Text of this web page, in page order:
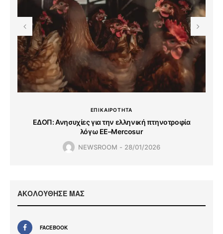
ΕΠΙΚΑΙΡΟΤΗΤΑ
ΕΔΟΠ: Ανησυχίες για την ελληνική πτηνοτροφία
λόγω ΕΕ–Mercosur
NEWSROOM 28/01/2026
ΑΚΟΛΟΥΘΗΣΕ ΜΑΣ
FACEBOOK